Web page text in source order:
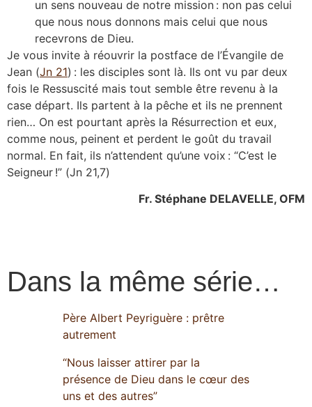
un sens nouveau de notre mission : non pas celui
que nous nous donnons mais celui que nous
recevrons de Dieu.
Je vous invite à réouvrir la postface de l’Évangile de
Jean (Jn 21) : les disciples sont là. Ils ont vu par deux
fois le Ressuscité mais tout semble être revenu à la
case départ. Ils partent à la pêche et ils ne prennent
rien… On est pourtant après la Résurrection et eux,
comme nous, peinent et perdent le goût du travail
normal. En fait, ils n’attendent qu’une voix : “C’est le
Seigneur !” (Jn 21,7)
Fr. Stéphane DELAVELLE, OFM
Dans la même série…
Père Albert Peyriguère : prêtre
autrement
“Nous laisser attirer par la
présence de Dieu dans le cœur des
uns et des autres”